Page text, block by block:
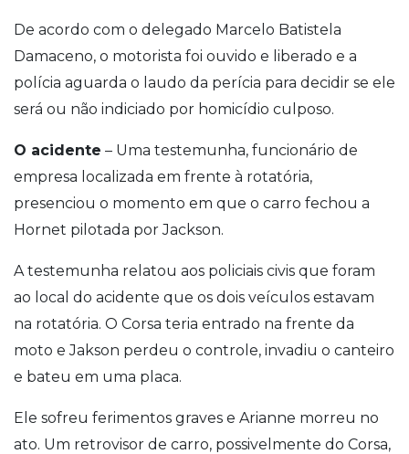
De acordo com o delegado Marcelo Batistela
Damaceno, o motorista foi ouvido e liberado e a
polícia aguarda o laudo da perícia para decidir se ele
será ou não indiciado por homicídio culposo.
O acidente – Uma testemunha, funcionário de
empresa localizada em frente à rotatória,
presenciou o momento em que o carro fechou a
Hornet pilotada por Jackson.
A testemunha relatou aos policiais civis que foram
ao local do acidente que os dois veículos estavam
na rotatória. O Corsa teria entrado na frente da
moto e Jakson perdeu o controle, invadiu o canteiro
e bateu em uma placa.
Ele sofreu ferimentos graves e Arianne morreu no
ato. Um retrovisor de carro, possivelmente do Corsa,